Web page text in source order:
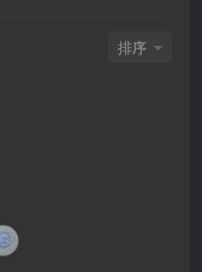
排序